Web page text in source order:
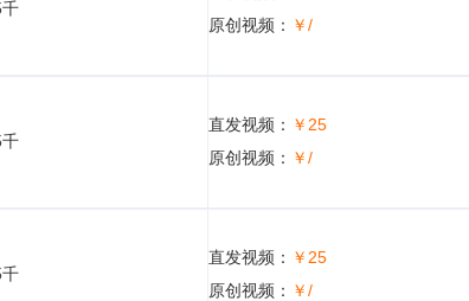
原创视频： ￥/
直发视频： ￥25
原创视频： ￥/
直发视频： ￥25
原创视频： ￥/